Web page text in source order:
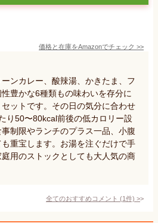
価格と在庫をAmazonでチェック >>
ンカレー、酸辣湯、かきたま、フ
豊かな6種類もの味わいを存分に
ットです。その日の気分に合わせ
り50〜80kcal前後の低カロリー設
制限やランチのプラス一品、小腹
重宝します。お湯を注ぐだけで手
用のストックとしても大人気の商
全てのおすすめコメント (1件) >